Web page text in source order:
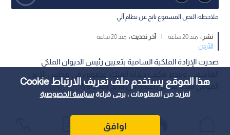
هذا الموقع يستخدم ملف تعريف الارتباط Cookie
لمزيد من المعلومات ، يرجى قراءةسياسة الخصوصية
اوافق
ملاحظة: النص المسموع ناتج عن نظام آلي
نشر : منذ 20 ساعة آخر تحديث : منذ 20 ساعة
الأردن
صدرت الإرادة الملكية السامية بتعيين رئيس الديوان الملكي
القومي لمدة سنتين اعتبارا من تاريخ 7/8/2026.